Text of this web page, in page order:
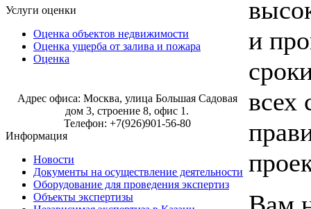
Услуги оценки
Оценка объектов недвижимости
Оценка ущерба от залива и пожара
Оценка
Адрес офиса: Москва, улица Большая Садовая
дом 3, строение 8, офис 1.
Телефон: +7(926)901-56-80
Информация
Новости
Документы на осуществление деятельности
Оборудование для проведения экспертиз
Объекты экспертизы
и
всех